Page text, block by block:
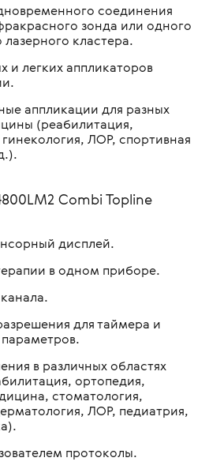
соединения
зонда или одного
кластера.
и легких аппликаторов
аппликации для разных
(реабилитация,
ЛОР, спортивная
Combi Topline
дисплей.
в одном приборе.
для таймера и
в различных областях
ортопедия,
стоматология,
ЛОР, педиатрия,
протоколы.